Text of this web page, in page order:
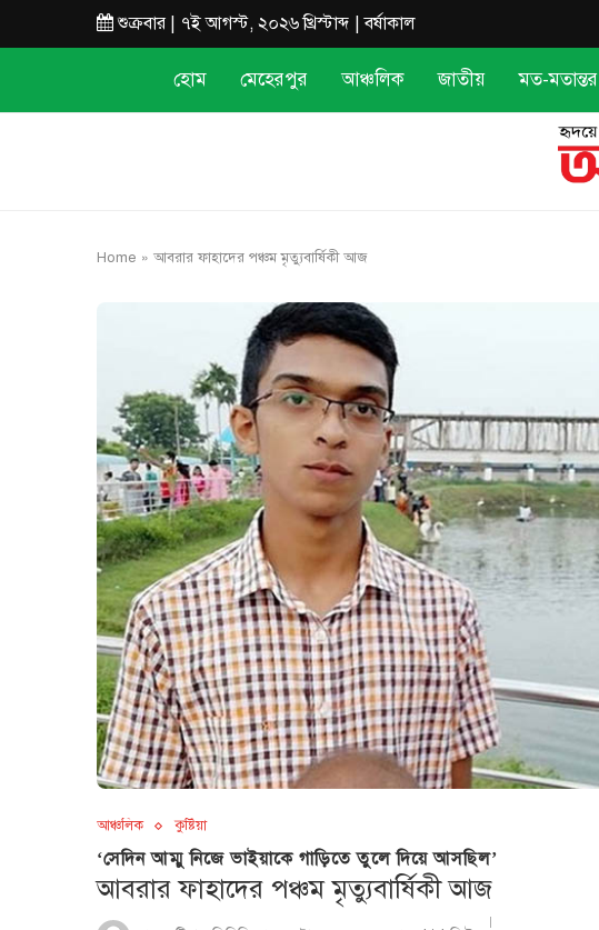
শুক্রবার | ৭ই আগস্ট, ২০২৬ খ্রিস্টাব্দ | বর্ষাকাল
হোম মেহেরপুর আঞ্চলিক জাতীয় মত-মতান্তর
Home » আবরার ফাহাদের পঞ্চম মৃত্যুবার্ষিকী আজ
আঞ্চলিক কুষ্টিয়া
‘সেদিন আম্মু নিজে ভাইয়াকে গাড়িতে তুলে দিয়ে আসছিল’
আবরার ফাহাদের পঞ্চম মৃত্যুবার্ষিকী আজ